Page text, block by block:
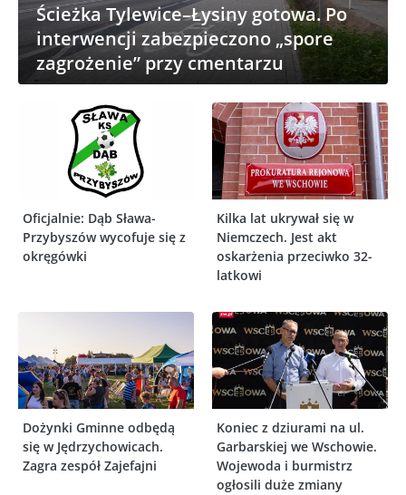
Ścieżka Tylewice–Łysiny gotowa. Po
interwencji zabezpieczono „spore
zagrożenie” przy cmentarzu
Oficjalnie: Dąb Sława-
Przybyszów wycofuje się z
okręgówki
Kilka lat ukrywał się w
Niemczech. Jest akt
oskarżenia przeciwko 32-
latkowi
Dożynki Gminne odbędą
się w Jędrzychowicach.
Zagra zespół Zajefajni
Koniec z dziurami na ul.
Garbarskiej we Wschowie.
Wojewoda i burmistrz
ogłosili duże zmiany